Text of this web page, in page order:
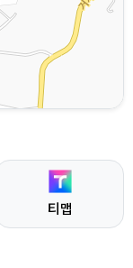
티맵